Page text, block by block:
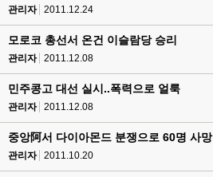
관리자 2011.12.24
모로코 총선서 온건 이슬람당 승리
관리자 2011.12.08
민주콩고 대선 실시..폭력으로 얼룩
관리자 2011.12.08
중앙阿서 다이아몬드 분쟁으로 60명 사망
관리자 2011.10.20